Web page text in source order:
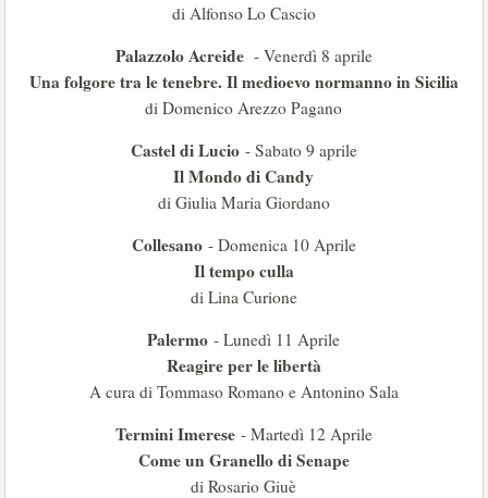
di Alfonso Lo Cascio
Palazzolo Acreide- Venerdì 8 aprile
Una folgore tra le tenebre. Il medioevo normanno in Sicilia
di Domenico Arezzo Pagano
Castel di Lucio- Sabato 9 aprile
Il Mondo di Candy
di Giulia Maria Giordano
Collesano- Domenica 10 Aprile
Il tempo culla
di Lina Curione
Palermo - Lunedì 11 Aprile
Reagire per le libertà
A cura di Tommaso Romano e Antonino Sala
Termini Imerese- Martedì 12 Aprile
Come un Granello di Senape
di Rosario Giuè